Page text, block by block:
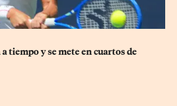
tiempo y se mete en cuartos de